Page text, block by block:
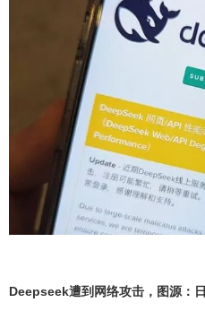
Deepseek遭到网络攻击，图源：